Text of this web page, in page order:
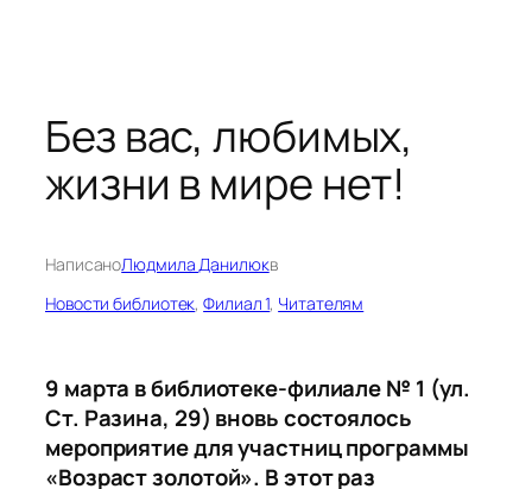
Без вас, любимых,
жизни в мире нет!
НаписаноЛюдмила Данилюкв
Новости библиотек, Филиал 1, Читателям
9 марта в библиотеке-филиале № 1 (ул.
Ст. Разина, 29) вновь состоялось
мероприятие для участниц программы
«Возраст золотой». В этот раз